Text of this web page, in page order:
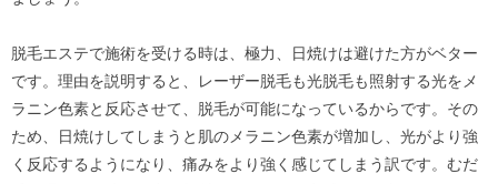
脱毛エステで施術を受ける時は、極力、日焼けは避けた方がベター
です。理由を説明すると、レーザー脱毛も光脱毛も照射する光をメ
ラニン色素と反応させて、脱毛が可能になっているからです。その
ため、日焼けしてしまうと肌のメラニン色素が増加し、光がより強
く反応するようになり、痛みをより強く感じてしまう訳です。むだ